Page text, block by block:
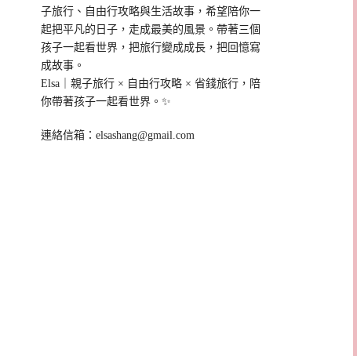
子旅行、自由行攻略與生活故事，希望陪你一
起把平凡的日子，走成最美的風景。帶著三個
孩子一起看世界，把旅行變成成長，把回憶寫
成故事。
Elsa｜親子旅行 × 自由行攻略 × 省錢旅行，陪
你帶著孩子一起看世界。✨
連絡信箱：elsashang@gmail.com